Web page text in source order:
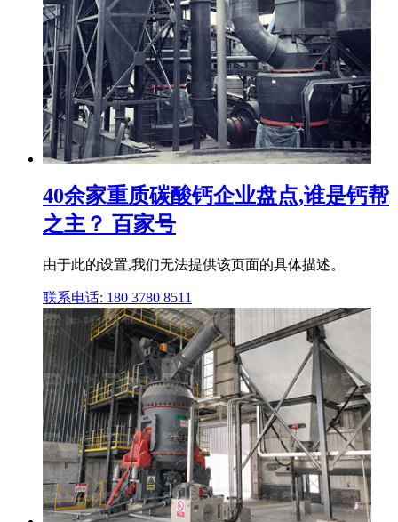
40余家重质碳酸钙企业盘点,谁是钙帮
之主？ 百家号
由于此的设置,我们无法提供该页面的具体描述。
联系电话: 180 3780 8511